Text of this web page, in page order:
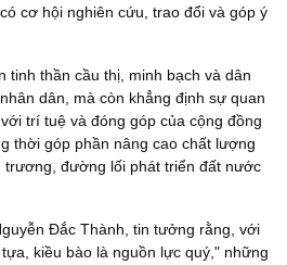
cơ hội nghiên cứu, trao đổi và góp ý
tinh thần cầu thị, minh bạch và dân
dân, mà còn khẳng định sự quan
trí tuệ và đóng góp của cộng đồng
thời góp phần nâng cao chất lượng
trương, đường lối phát triển đất nước
Đắc Thành, tin tưởng rằng, với
kiều bào là nguồn lực quý," những